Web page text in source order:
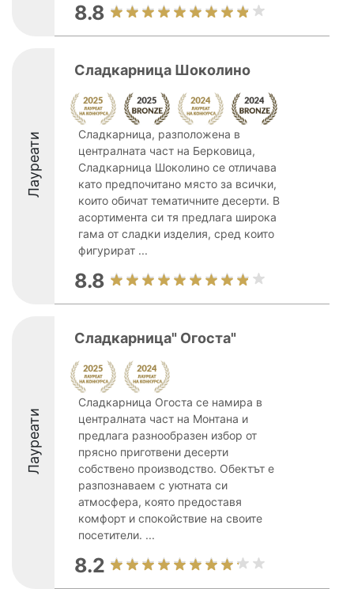
8.8
Лауреати
Сладкарница Шоколино
Сладкарница, разположена в
централната част на Берковица,
Сладкарница Шоколино се отличава
като предпочитано място за всички,
които обичат тематичните десерти. В
асортимента си тя предлага широка
гама от сладки изделия, сред които
фигурират ...
8.8
Лауреати
Сладкарница" Огоста"
Сладкарница Огоста се намира в
централната част на Монтана и
предлага разнообразен избор от
прясно приготвени десерти
собствено производство. Обектът е
разпознаваем с уютната си
атмосфера, която предоставя
комфорт и спокойствие на своите
посетители. ...
8.2